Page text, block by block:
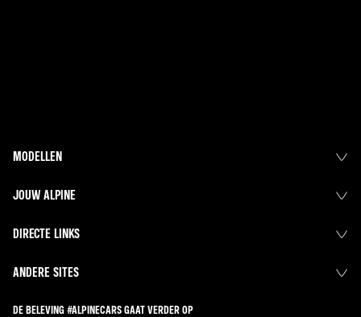
MODELLEN
JOUW ALPINE
DIRECTE LINKS
ANDERE SITES
DE BELEVING #ALPINECARS GAAT VERDER OP